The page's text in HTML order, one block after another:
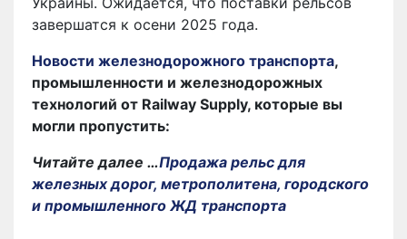
завершатся к осени 2025 года.
Новости железнодорожного транспорта,
промышленности и железнодорожных
технологий от Railway Supply, которые вы
могли пропустить:
Читайте далее …Продажа рельс для
железных дорог, метрополитена, городского
и промышленного ЖД транспорта